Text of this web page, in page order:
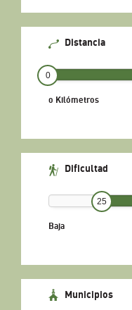
Distancia
0
0 Kilómetros
Dificultad
25
Baja
Municipios